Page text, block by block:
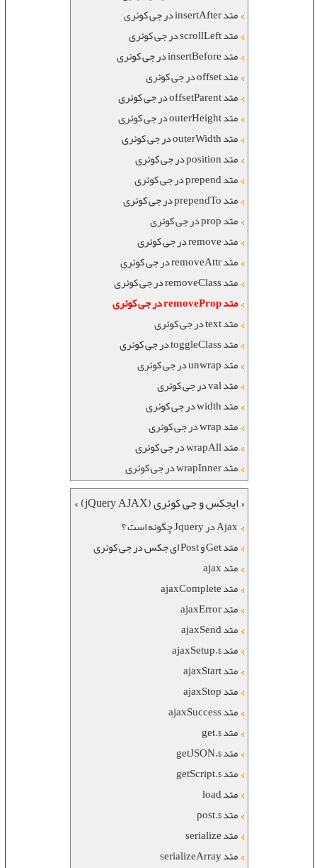
متد insertAfter در جی کوئری
متد scrollLeft در جی کوئری
متد insertBefore در جی کوئری
متد offset در جی کوئری
متد offsetParent در جی کوئری
متد outerHeight در جی کوئری
متد outerWidth در جی کوئری
متد position در جی کوئری
متد prepend در جی کوئری
متد prependTo در جی کوئری
متد prop در جی کوئری
متد remove در جی کوئری
متد removeAttr در جی کوئری
متد removeClass در جی کوئری
متد removeProp در جی کوئری
متد text در جی کوئری
متد toggleClass در جی کوئری
متد unwrap در جی کوئری
متد val در جی کوئری
متد width در جی کوئری
متد wrap در جی کوئری
متد wrapAll در جی کوئری
متد wrapInner در جی کوئری
« ایجکس و جی کوئری (jQuery AJAX) »
Ajax در Jquery چگونه است ؟
متد Get و Post ای جکس در جی کوئری
متد ajax
متد ajaxComplete
متد ajaxError
متد ajaxSend
متد $.ajaxSetup
متد ajaxStart
متد ajaxStop
متد ajaxSuccess
متد $.get
متد $.getJSON
متد $.getScript
متد load
متد $.post
متد serialize
متد serializeArray